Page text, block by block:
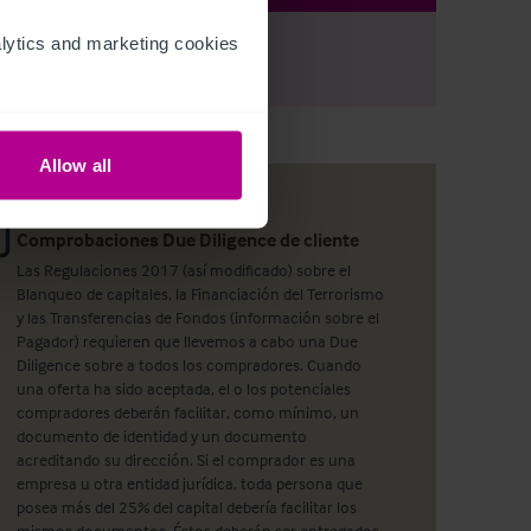
and marketing cookies
Allow all
Comprobaciones Due Diligence de cliente
Las Regulaciones 2017 (así modificado) sobre el
Blanqueo de capitales, la Financiación del Terrorismo
y las Transferencias de Fondos (información sobre el
Pagador) requieren que llevemos a cabo una Due
Diligence sobre a todos los compradores. Cuando
una oferta ha sido aceptada, el o los potenciales
compradores deberán facilitar, como mínimo, un
documento de identidad y un documento
acreditando su dirección. Si el comprador es una
empresa u otra entidad jurídica, toda persona que
posea más del 25% del capital debería facilitar los